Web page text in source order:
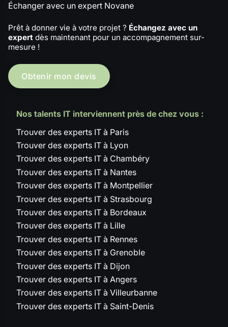
Échanger avec un expert Novane
Prêt à donner vie à votre projet ? Échangez avec un
expert dès maintenant pour un accompagnement sur-
mesure !
Obtenir mon devis
Nos talents IT interviennent près de chez vous :
Trouver des experts IT à Paris
Trouver des experts IT à Lyon
Trouver des experts IT à Chambéry
Trouver des experts IT à Nantes
Trouver des experts IT à Montpellier
Trouver des experts IT à Strasbourg
Trouver des experts IT à Bordeaux
Trouver des experts IT à Lille
Trouver des experts IT à Rennes
Trouver des experts IT à Grenoble
Trouver des experts IT à Dijon
Trouver des experts IT à Angers
Trouver des experts IT à Villeurbanne
Trouver des experts IT à Saint-Denis